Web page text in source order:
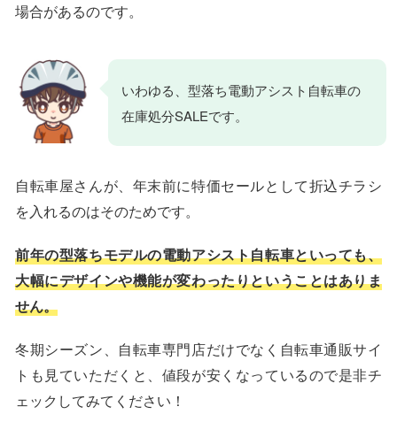
場合があるのです。
いわゆる、型落ち電動アシスト自転車の
在庫処分SALEです。
自転車屋さんが、年末前に特価セールとして折込チラシ
を入れるのはそのためです。
前年の型落ちモデルの電動アシスト自転車といっても、
大幅にデザインや機能が変わったりということはありま
せん。
冬期シーズン、自転車専門店だけでなく自転車通販サイ
トも見ていただくと、値段が安くなっているので是非チ
ェックしてみてください！